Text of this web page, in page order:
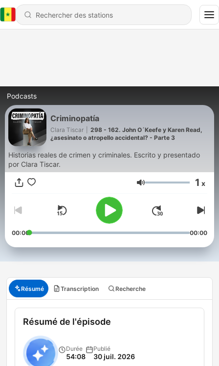
Podcasts
Criminopatía
Clara Tiscar
298 - 162. John O´Keefe y Karen Read,
¿asesinato o atropello accidental? - Parte 3
Historias reales de crimen y criminales. Escrito y presentado
por Clara Tiscar.
Volume 1 x
00:00 00:00
Résumé Transcription Recherche
Résumé de l'épisode
Durée
54:08
Publié
30 juil. 2026